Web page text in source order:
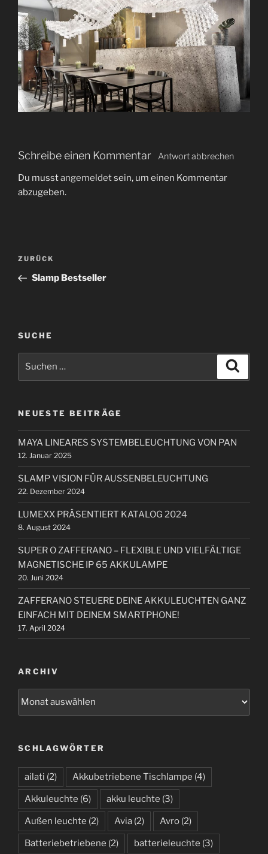
Schreibe einen Kommentar Antwort abbrechen
Du musstangemeldetsein, um einen Kommentar
abzugeben.
i
a
g
v
i
g
a
t
i
o
n
V
o
r
e
i
t
r
a
g
ZURÜCK
Slamp Bestseller
SUCHE
e
n
n
a
c
h
:
c
NEUESTE BEITRÄGE
MAYA LINEARES SYSTEMBELEUCHTUNG VON PAN
12. Januar 2025
SLAMP VISION FÜR AUSSENBELEUCHTUNG
22. Dezember 2024
LUMEXX PRÄSENTIERT KATALOG 2024
8. August 2024
SUPER O ZAFFERANO – FLEXIBLE UND VIELFÄLTIGE
MAGNETISCHE IP 65 AKKULAMPE
20. Juni 2024
ZAFFERANO STEUERE DEINE AKKULEUCHTEN GANZ
EINFACH MIT DEINEM SMARTPHONE!
17. April 2024
ARCHIV
i
v
SCHLAGWÖRTER
ailati (2) Akkubetriebene Tischlampe (4)
Akkuleuchte (6) akku leuchte (3)
Außen leuchte (2) Avia (2) Avro (2)
Batteriebetriebene (2) batterieleuchte (3)